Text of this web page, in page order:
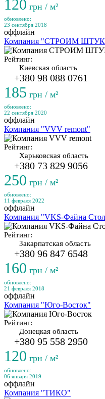
120 грн / м²
обновлено:
23 сентября 2018
оффлайн
Компания "СТРОИМ
Рейтинг:
Киевская область
+380 98 088 0761
185 грн / м²
обновлено:
22 сентября 2020
оффлайн
Компания "VVV remont"
Рейтинг:
Харьковская область
+380 73 829 9056
250 грн / м²
обновлено:
11 февраля 2022
оффлайн
Компания "VKS-Файна
Рейтинг:
Закарпатская область
+380 96 847 6548
160 грн / м²
обновлено:
21 февраля 2018
оффлайн
Компания "Юго-Восток"
Рейтинг:
Донецкая область
+380 95 558 2950
120 грн / м²
обновлено:
06 января 2019
оффлайн
Компания "ТИКО"